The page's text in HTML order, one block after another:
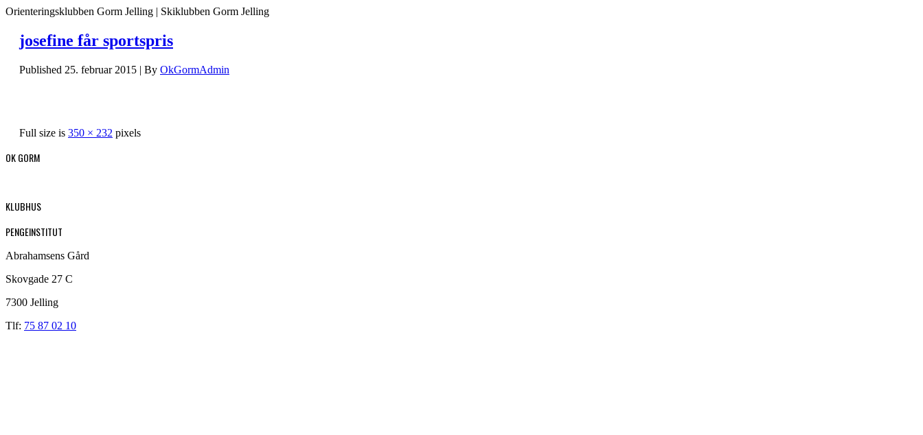
Orienteringsklubben Gorm Jelling | Skiklubben Gorm Jelling
josefine får sportspris
Published 25. februar 2015 | By OkGormAdmin
Full size is 350 × 232 pixels
OK GORM
KLUBHUS
PENGEINSTITUT
Abrahamsens Gård
Skovgade 27 C
7300 Jelling
Tlf: 75 87 02 10